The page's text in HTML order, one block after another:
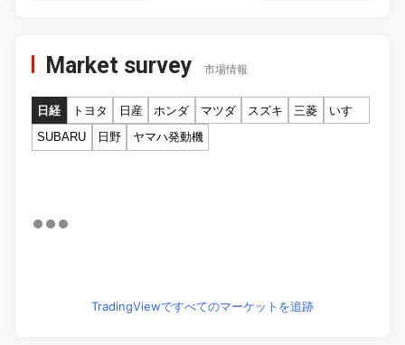
Market survey 市場情報
日経 トヨタ 日産 ホンダ マツダ スズキ 三菱
いすゞ
SUBARU
日野 ヤマハ発動機
TradingViewですべてのマーケットを追跡